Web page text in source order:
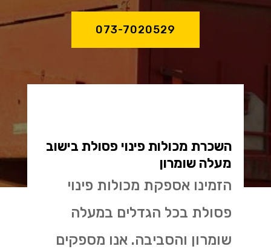
073-7020529
השכרת מכולות פינוי פסולת בישוב
מעלה שומרון
הזמינו אספקת מכולות פינוי
פסולת בכל הגדלים במעלה
שומרון והסביבה. אנו מספקים